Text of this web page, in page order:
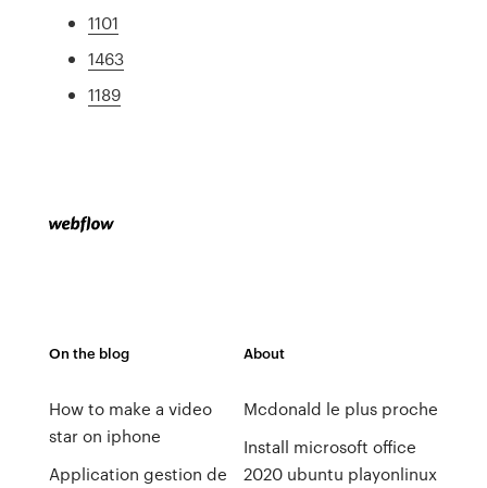
1101
1463
1189
On the blog
How to make a video
star on iphone
Application gestion de
About
Mcdonald le plus proche
Install microsoft office
2020 ubuntu playonlinux